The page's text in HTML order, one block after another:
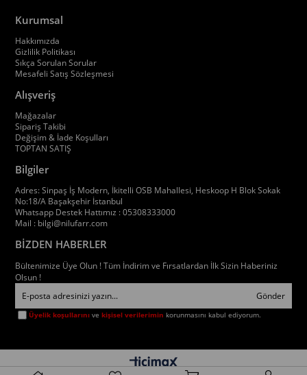
Kurumsal
Hakkımızda
Gizlilik Politikası
Sıkça Sorulan Sorular
Mesafeli Satış Sözleşmesi
Alışveriş
Mağazalar
Sipariş Takibi
Değişim & İade Koşulları
TOPTAN SATIŞ
Bilgiler
Adres: Sinpaş İş Modern, İkitelli OSB Mahallesi, Heskoop H Blok Sokak
No:18/A Başakşehir İstanbul
Whatsapp Destek Hattımız : 05308333000
Mail : bilgi@nilufarr.com
BİZDEN HABERLER
Bültenimize Üye Olun ! Tüm İndirim ve Fırsatlardan İlk Sizin Haberiniz
Olsun !
Gönder
Üyelik koşullarını vekişisel verilerimin korunmasını kabul ediyorum.